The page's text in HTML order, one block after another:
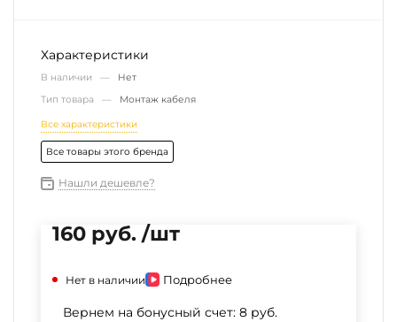
Характеристики
В наличии — Нет
Тип товара — Монтаж кабеля
Все характеристики
Все товары этого бренда
Нашли дешевле?
160 руб. /шт
Нет в наличии Подробнее
Вернем на бонусный счет: 8 руб.